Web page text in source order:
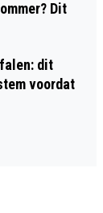
Dit
dit
voordat